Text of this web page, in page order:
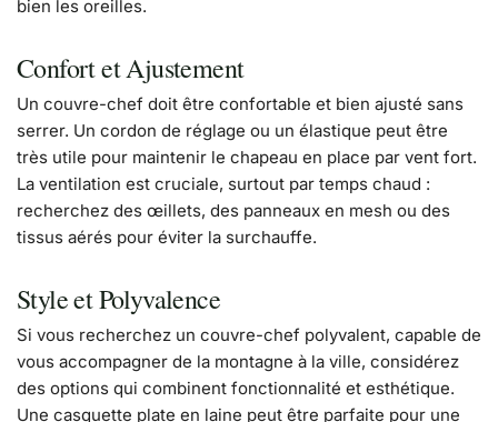
bien les oreilles.
Confort et Ajustement
Un couvre-chef doit être confortable et bien ajusté sans
serrer. Un cordon de réglage ou un élastique peut être
très utile pour maintenir le chapeau en place par vent fort.
La ventilation est cruciale, surtout par temps chaud :
recherchez des œillets, des panneaux en mesh ou des
tissus aérés pour éviter la surchauffe.
Style et Polyvalence
Si vous recherchez un couvre-chef polyvalent, capable de
vous accompagner de la montagne à la ville, considérez
des options qui combinent fonctionnalité et esthétique.
Une casquette plate en laine peut être parfaite pour une